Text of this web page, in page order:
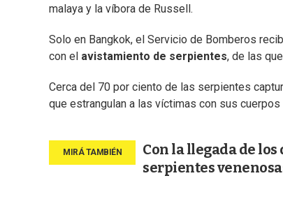
malaya y la víbora de Russell.
Solo en Bangkok, el Servicio de Bomberos
con el avistamiento de serpientes, de las
Cerca del 70 por ciento de las serpientes
que estrangulan a las víctimas con sus
Con la llegada de
serpientes